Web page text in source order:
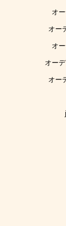
オ
オー
オ
オー
オー